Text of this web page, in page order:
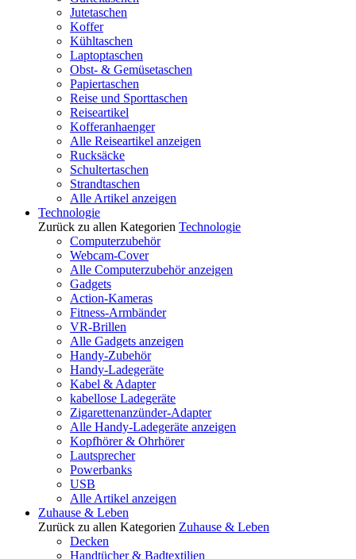
Jutetaschen
Koffer
Kühltaschen
Laptoptaschen
Obst- & Gemüsetaschen
Papiertaschen
Reise und Sporttaschen
Reiseartikel
Kofferanhaenger
Alle Reiseartikel anzeigen
Rucksäcke
Schultertaschen
Strandtaschen
Alle Artikel anzeigen
Technologie
Zurück zu allen Kategorien Technologie
Computerzubehör
Webcam-Cover
Alle Computerzubehör anzeigen
Gadgets
Action-Kameras
Fitness-Armbänder
VR-Brillen
Alle Gadgets anzeigen
Handy-Zubehör
Handy-Ladegeräte
Kabel & Adapter
kabellose Ladegeräte
Zigarettenanzünder-Adapter
Alle Handy-Ladegeräte anzeigen
Kopfhörer & Ohrhörer
Lautsprecher
Powerbanks
USB
Alle Artikel anzeigen
Zuhause & Leben
Zurück zu allen Kategorien Zuhause & Leben
Decken
Handtücher & Badtextilien